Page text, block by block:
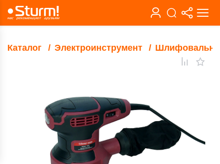
Каталог Электроинструмент